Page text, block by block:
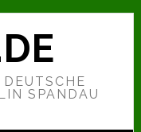
SPANDAU